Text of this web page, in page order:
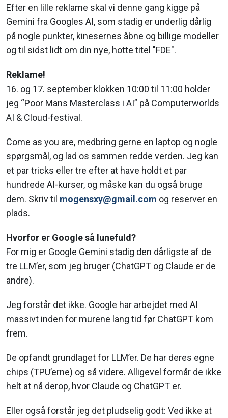
Efter en lille reklame skal vi denne gang kigge på
Gemini fra Googles AI, som stadig er underlig dårlig
på nogle punkter, kinesernes åbne og billige modeller
og til sidst lidt om din nye, hotte titel "FDE".
Reklame!
16. og 17. september klokken 10:00 til 11:00 holder
jeg “Poor Mans Masterclass i AI” på Computerworlds
AI & Cloud-festival.
Come as you are, medbring gerne en laptop og nogle
spørgsmål, og lad os sammen redde verden. Jeg kan
et par tricks eller tre efter at have holdt et par
hundrede AI-kurser, og måske kan du også bruge
dem. Skriv til mogensxy@gmail.com og reserver en
plads.
Hvorfor er Google så lunefuld?
For mig er Google Gemini stadig den dårligste af de
tre LLM’er, som jeg bruger (ChatGPT og Claude er de
andre).
Jeg forstår det ikke. Google har arbejdet med AI
massivt inden for murene lang tid før ChatGPT kom
frem.
De opfandt grundlaget for LLM’er. De har deres egne
chips (TPU’erne) og så videre. Alligevel formår de ikke
helt at nå derop, hvor Claude og ChatGPT er.
Eller også forstår jeg det pludselig godt: Ved ikke at